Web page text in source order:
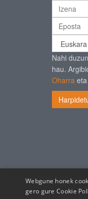
Nahi
hau.
Oharra eta
Webgune honek
gero gure Cookie